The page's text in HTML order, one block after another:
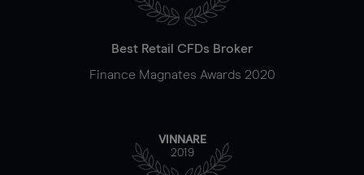
Best Retail CFDs Broker
Finance Magnates Awards 2020
VINNARE
2019